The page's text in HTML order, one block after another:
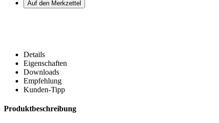
Details
Eigenschaften
Downloads
Empfehlung
Kunden-Tipp
Produktbeschreibung